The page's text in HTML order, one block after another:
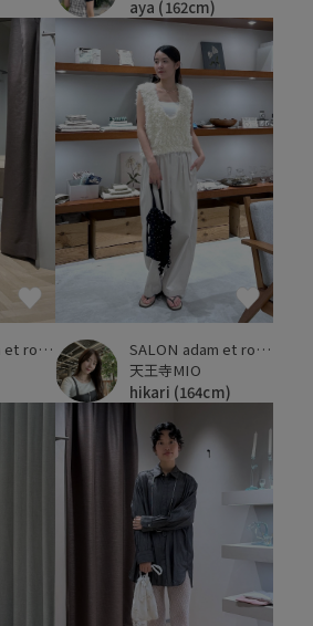
aya (162cm)
SALON adam et ropé
SALON adam et ropé
天王寺MIO
hikari (164cm)